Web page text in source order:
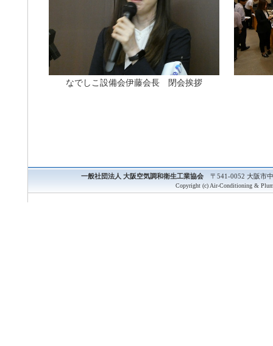
なでしこ設備会伊藤会長 閉会挨拶
一般社団法人 大阪空気調和衛生工業協会 〒541-0052 大阪市
Copyright (c) Air-Conditioning &